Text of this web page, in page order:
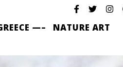
—–
NATURE ART